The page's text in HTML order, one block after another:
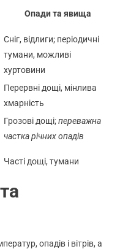
Опади та явища
Сніг, відлиги; періодичні
тумани, можливі
хуртовини
Перервні дощі, мінлива
хмарність
Грозові дощі;переважна
частка річних опадів
Часті дощі, тумани
опадів і вітрів, а